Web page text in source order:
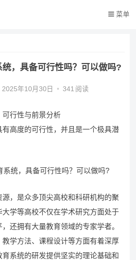
菜单
，具备可行性吗？可以做吗?
2025年10月30日 • 341 阅读
行性与前景分析
高度的可行性，并且是一个极具潜
，是众多顶尖高校和科研机构的聚
学等高校不仅在学术研究方面处于
还拥有大量教育领域的专家学者。
学方法、课程设计等方面有着深厚
系统的研发提供坚实的理论基础和